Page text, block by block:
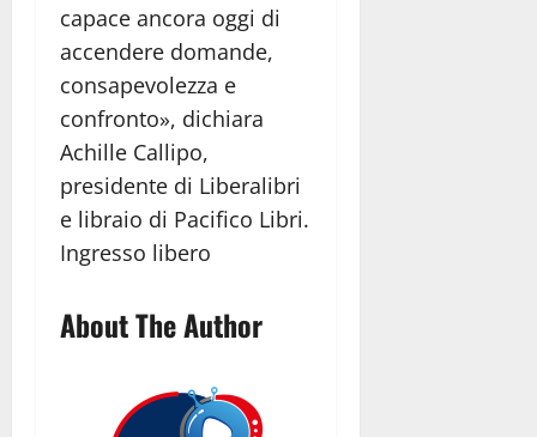
capace ancora oggi di
accendere domande,
consapevolezza e
confronto», dichiara
Achille Callipo,
presidente di Liberalibri
e libraio di Pacifico Libri.
Ingresso libero
About The Author